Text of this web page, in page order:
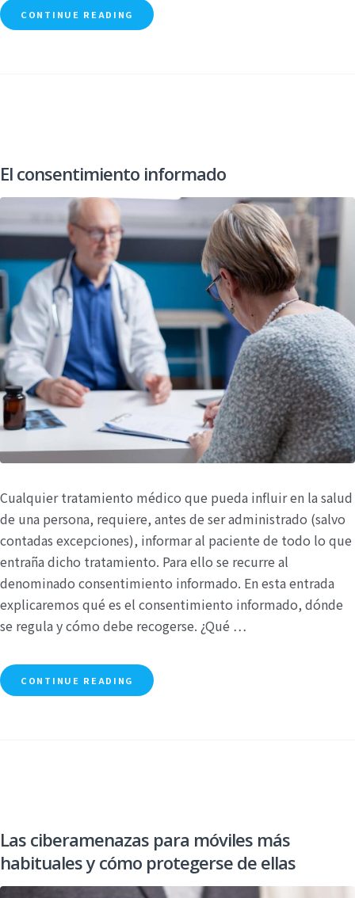
CONTINUE READING
El consentimiento informado
Cualquier tratamiento médico que pueda influir en la salud
de una persona, requiere, antes de ser administrado (salvo
contadas excepciones), informar al paciente de todo lo que
entraña dicho tratamiento. Para ello se recurre al
denominado consentimiento informado. En esta entrada
explicaremos qué es el consentimiento informado, dónde
se regula y cómo debe recogerse. ¿Qué …
CONTINUE READING
Las ciberamenazas para móviles más
habituales y cómo protegerse de ellas